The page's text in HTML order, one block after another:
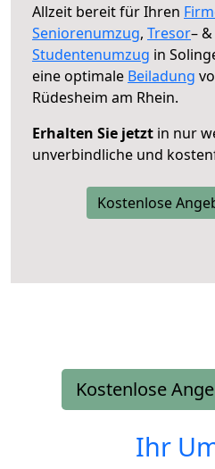
Allzeit bereit für Ihren
Seniorenumzug, Tresor– &
Studentenumzug in
eine optimale Beiladung
Rüdesheim am Rhein.
Erhalten Sie jetzt in nur
unverbindliche und
Kostenlose
Kostenlose
Ihr